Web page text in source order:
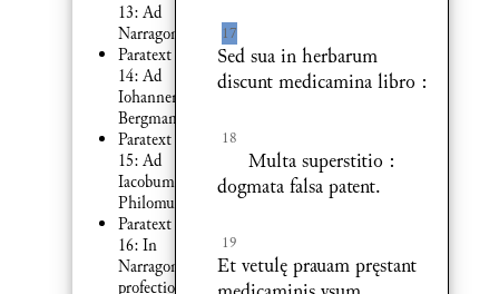
13: Ad
Narragoniam
Paratext
14: Ad
Iohannem
Bergmannum
Paratext
15: Ad
Iacobum
Philomusum
Paratext
16: In
Narragonicam
profectionem
17
Sed sua in herbarum
discunt medicamina libro :
18
Multa superstitio :
dogmata falsa patent.
19
Et vetulę prauam pręstant